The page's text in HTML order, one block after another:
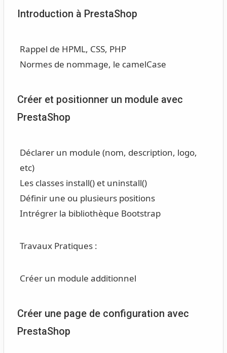
Introduction à PrestaShop
Rappel de HPML, CSS, PHP
Normes de nommage, le camelCase
Créer et positionner un module avec
PrestaShop
Déclarer un module (nom, description, logo,
etc)
Les classes install() et uninstall()
Définir une ou plusieurs positions
Intrégrer la bibliothèque Bootstrap
Travaux Pratiques :
Créer un module additionnel
Créer une page de configuration avec
PrestaShop